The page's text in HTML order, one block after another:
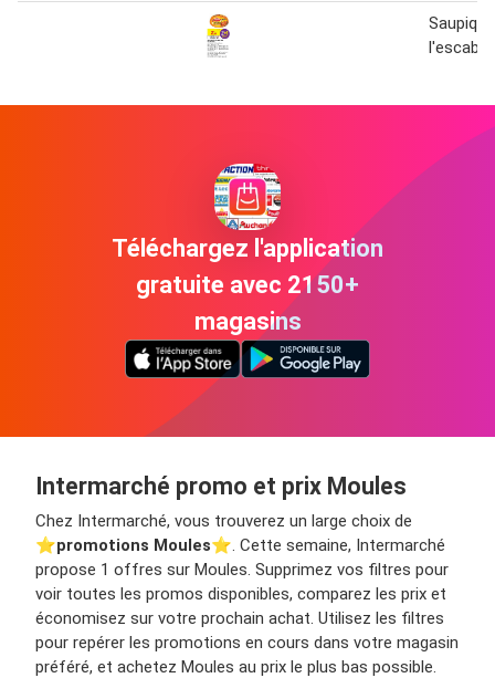
Téléchargez l'application
gratuite avec 2150+
magasins
Intermarché promo et prix Moules
Chez Intermarché, vous trouverez un large choix de
⭐️promotions Moules⭐️. Cette semaine, Intermarché
propose 1 offres sur Moules. Supprimez vos filtres pour
voir toutes les promos disponibles, comparez les prix et
économisez sur votre prochain achat. Utilisez les filtres
pour repérer les promotions en cours dans votre magasin
préféré, et achetez Moules au prix le plus bas possible.